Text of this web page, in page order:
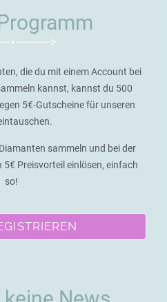
die du mit einem Account bei
kannst, kannst du 500
5€-Gutscheine für unseren
sammeln und bei der
Preisvorteil einlösen, einfach
so!